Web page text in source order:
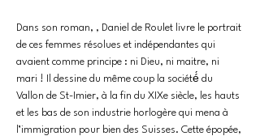
Dans son roman, , Daniel de Roulet livre le portrait
de ces femmes résolues et indépendantes qui
avaient comme principe : ni Dieu, ni maitre, ni
mari ! Il dessine du même coup la société́ du
Vallon de St-Imier, à la fin du XIXe siècle, les hauts
et les bas de son industrie horlogère qui mena à
l’immigration pour bien des Suisses. Cette épopée,